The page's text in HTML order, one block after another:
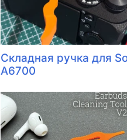
Складная ручка для
A6700